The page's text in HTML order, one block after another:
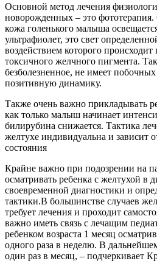
Основной метод лечения
новорожденных – это
кожа голенького малыша
ультрафиолет, это свет
воздействием которого происходит
токсичного желчного пигмента.
безболезненное, не имеет
позитивную динамику.
Также очень важно прикладывать
как только малыш начинает
билирубина снижается. Тактика
желтухе индивидуальна и зависит
состояния
Крайне важно при подозрении на
осматривать ребенка с желтухой в
своевременной диагностики и
тактики.В большинстве случаев
требует лечения и проходит
важно иметь связь с лечащим
ребенком возраста 1 месяц
одного раза в неделю. В
один раз в месяц, – подчеркивает